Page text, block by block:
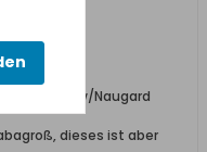
Groß Sabow/Naugard
dieses ist aber